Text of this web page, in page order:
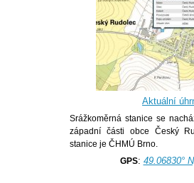
Aktuální
Srážkoměrná stanice se
západní části obce Český
stanice je ČHMÚ Brno.
GPS: 49.06830°